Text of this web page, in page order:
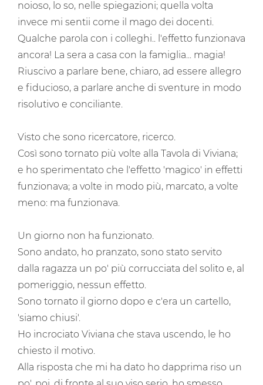
noioso, lo so, nelle spiegazioni; quella volta
invece mi sentii come il mago dei docenti.
Qualche parola con i colleghi.. l'effetto funzionava
ancora! La sera a casa con la famiglia... magia!
Riuscivo a parlare bene, chiaro, ad essere allegro
e fiducioso, a parlare anche di sventure in modo
risolutivo e conciliante.
Visto che sono ricercatore, ricerco.
Così sono tornato più volte alla Tavola di Viviana;
e ho sperimentato che l'effetto 'magico' in effetti
funzionava; a volte in modo più, marcato, a volte
meno: ma funzionava.
Un giorno non ha funzionato.
Sono andato, ho pranzato, sono stato servito
dalla ragazza un po' più corrucciata del solito e, al
pomeriggio, nessun effetto.
Sono tornato il giorno dopo e c'era un cartello,
'siamo chiusi'.
Ho incrociato Viviana che stava uscendo, le ho
chiesto il motivo.
Alla risposta che mi ha dato ho dapprima riso un